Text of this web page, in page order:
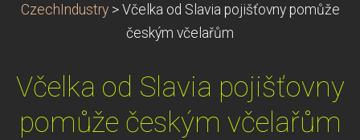
CzechIndustry > Včelka od Slavia pojišťovny pomůže
českým včelařům
Včelka od Slavia pojišťovny
pomůže českým včelařům